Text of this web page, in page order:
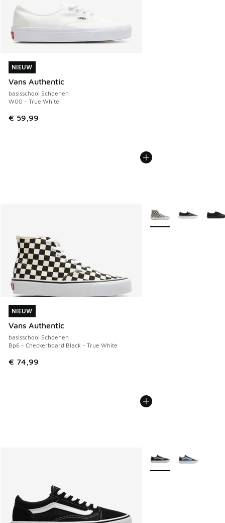
NIEUW
Vans Authentic
basisschool Schoenen
W00 - True White
€ 59,99
NIEUW
NIEUW
Vans Authentic
basisschool Schoenen
Bp6 - Checkerboard Black - True White
€ 74,99
NIEUW
Meer kleuren
Meer kleuren